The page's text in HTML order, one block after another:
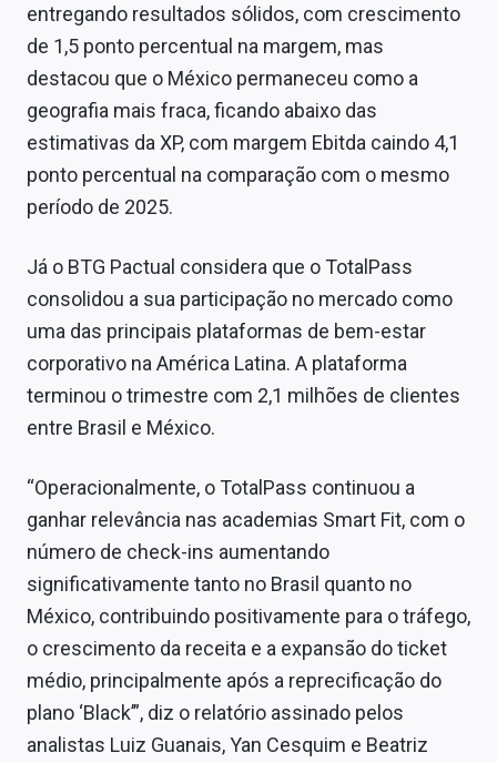
entregando resultados sólidos, com crescimento
de 1,5 ponto percentual na margem, mas
destacou que o México permaneceu como a
geografia mais fraca, ficando abaixo das
estimativas da XP, com margem Ebitda caindo 4,1
ponto percentual na comparação com o mesmo
período de 2025.
Já o BTG Pactual considera que o TotalPass
consolidou a sua participação no mercado como
uma das principais plataformas de bem-estar
corporativo na América Latina. A plataforma
terminou o trimestre com 2,1 milhões de clientes
entre Brasil e México.
“Operacionalmente, o TotalPass continuou a
ganhar relevância nas academias Smart Fit, com o
número de check-ins aumentando
significativamente tanto no Brasil quanto no
México, contribuindo positivamente para o tráfego,
o crescimento da receita e a expansão do ticket
médio, principalmente após a reprecificação do
plano ‘Black’”, diz o relatório assinado pelos
analistas Luiz Guanais, Yan Cesquim e Beatriz